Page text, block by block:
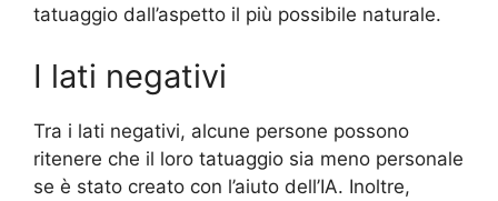
tatuaggio dall’aspetto il più possibile naturale.
I lati negativi
Tra i lati negativi, alcune persone possono
ritenere che il loro tatuaggio sia meno personale
se è stato creato con l’aiuto dell’IA. Inoltre,